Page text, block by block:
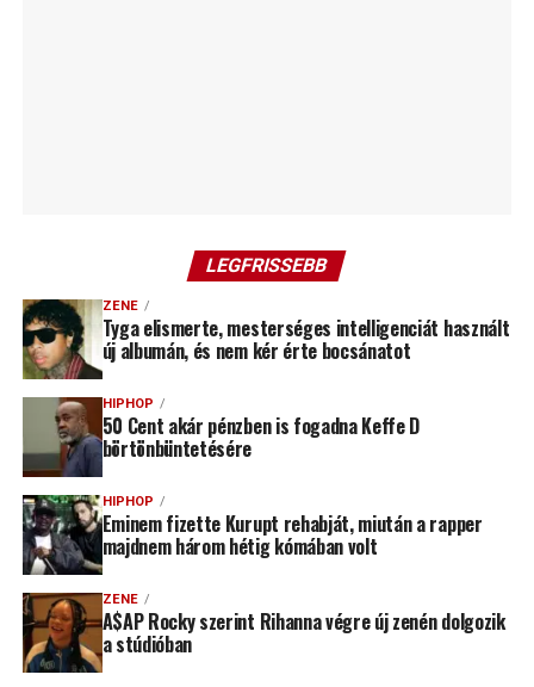
LEGFRISSEBB
ZENE
Tyga elismerte, mesterséges intelligenciát használt
új albumán, és nem kér érte bocsánatot
HIPHOP
50 Cent akár pénzben is fogadna Keffe D
börtönbüntetésére
HIPHOP
Eminem fizette Kurupt rehabját, miután a rapper
majdnem három hétig kómában volt
ZENE
A$AP Rocky szerint Rihanna végre új zenén dolgozik
a stúdióban